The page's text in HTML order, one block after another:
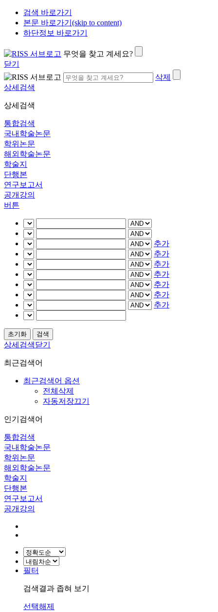
검색 바로가기
본문 바로가기(skip to content)
하단정보 바로가기
무엇을 찾고 계세요?
닫기
삭제
상세검색
상세검색
통합검색
국내학술논문
학위논문
해외학술논문
학술지
단행본
연구보고서
공개강의
버튼
추가
추가
추가
추가
추가
추가
추가
상세검색닫기
최근검색어
최근검색어 옵션
전체삭제
자동저장끄기
인기검색어
통합검색
국내학술논문
학위논문
해외학술논문
학술지
단행본
연구보고서
공개강의
필터
검색결과 좁혀 보기
선택해제